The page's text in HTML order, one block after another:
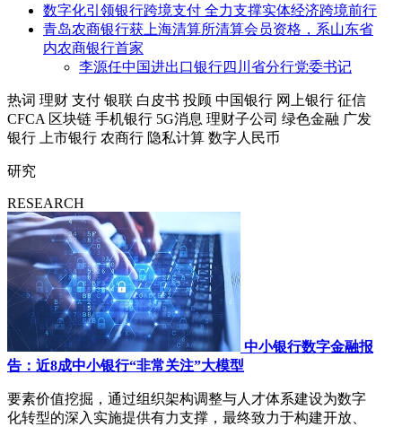
数字化引领银行跨境支付 全力支撑实体经济跨境前行
青岛农商银行获上海清算所清算会员资格，系山东省
内农商银行首家
李源任中国进出口银行四川省分行党委书记
热词 理财 支付 银联 白皮书 投顾 中国银行 网上银行 征信
CFCA 区块链 手机银行 5G消息 理财子公司 绿色金融 广发
银行
上市银行 农商行 隐私计算 数字人民币
研究
RESEARCH
中小银行数字金融报
告：近8成中小银行“非常关注”大模型
要素价值挖掘，通过组织架构调整与人才体系建设为数字
化转型的深入实施提供有力支撑，最终致力于构建开放、